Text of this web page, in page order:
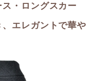
・ロングスカー
エレガントで華や